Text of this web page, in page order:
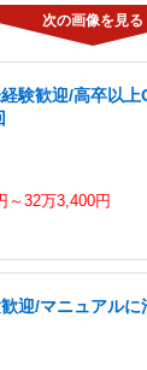
験歓迎/高卒以
～32万3,400円
迎/マニュアル